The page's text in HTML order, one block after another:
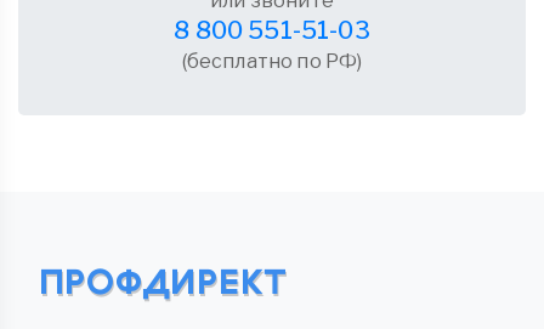
8 800 551-51-03
(бесплатно по РФ)